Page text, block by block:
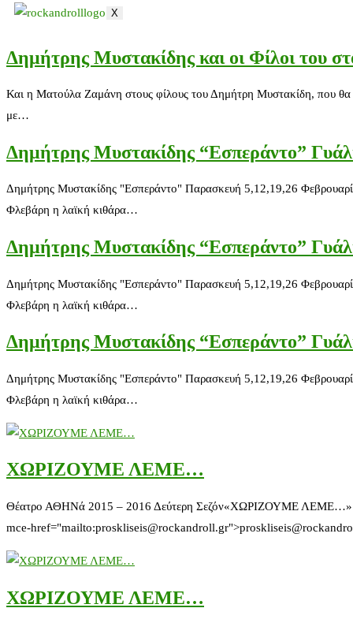
X
Δημήτρης Μυστακίδης και οι Φίλοι του
Και η Ματούλα Ζαμάνη στους φίλους του Δημήτρη Μυστακίδη, που
με…
Δημήτρης Μυστακίδης “Εσπεράντο”
Δημήτρης Μυστακίδης "Εσπεράντο" Παρασκευή 5,12,19,26
Φλεβάρη η λαϊκή κιθάρα…
Δημήτρης Μυστακίδης “Εσπεράντο”
Δημήτρης Μυστακίδης "Εσπεράντο" Παρασκευή 5,12,19,26
Φλεβάρη η λαϊκή κιθάρα…
Δημήτρης Μυστακίδης “Εσπεράντο”
Δημήτρης Μυστακίδης "Εσπεράντο" Παρασκευή 5,12,19,26
Φλεβάρη η λαϊκή κιθάρα…
ΧΩΡΙΖΟΥΜΕ ΛΕΜΕ…
Θέατρο ΑΘΗΝά 2015 – 2016 Δεύτερη Σεζόν«ΧΩΡΙΖΟΥΜΕ ΛΕΜΕ…»
mce-
ΧΩΡΙΖΟΥΜΕ ΛΕΜΕ…